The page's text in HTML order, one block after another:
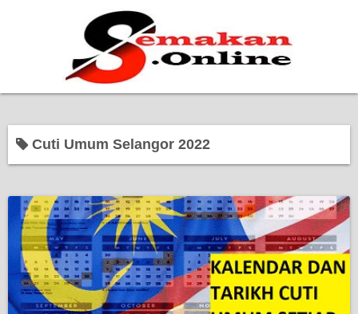
Bantuan Kerajaan
Pendidikan
Kerja Kosong Terkini
Cuti Umum Selangor 2022